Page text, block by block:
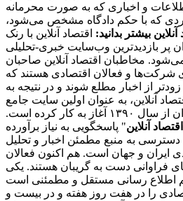
و اخباری که به صورت محرمانه
که با حکم دادگاه مشخص می‌شود،
بیشتر بدانید: اقتصاد آنلاین با رنک
پر بازدیدترین وب‌سایت خبری-تحلیلی
مخاطبان اقتصاد آنلاین صاحبان
شرکت‌ها و فعالان اقتصادی هستند که
از اخبار مطلع شوند و در نتیجه به
آنلاین، به عنوان اولین سایت جامع
خبری-تحلیلی اقتصاد ایران از سال ۱۳۹۰ آغاز به کار کرده است.
اقتصاد آنلاین" پاسخگویی به نیاز برآورده
به منبع مطمئن اخبار و تحلیل
ایران و جهان است. هم اکنون فعالان
فراوانی دست به گریبان هستند. یکی
اطلاع رسانی مستقل و مطمئنی است
را در هفت روز هفته و در بیست و